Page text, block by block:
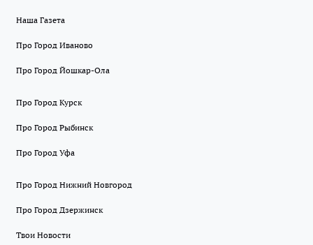
Наша Газета
Про Город Иваново
Про Город Йошкар-Ола
Про Город Курск
Про Город Рыбинск
Про Город Уфа
Про Город Нижний Новгород
Про Город Дзержинск
Твои Новости